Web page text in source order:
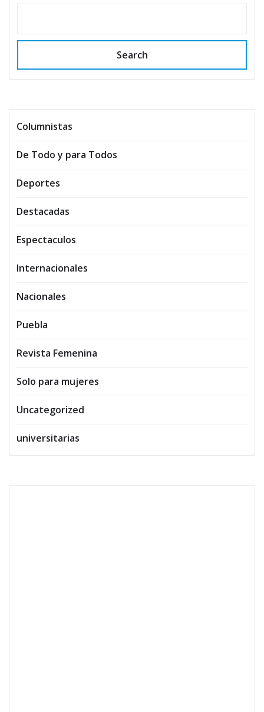
Search
Columnistas
De Todo y para Todos
Deportes
Destacadas
Espectaculos
Internacionales
Nacionales
Puebla
Revista Femenina
Solo para mujeres
Uncategorized
universitarias